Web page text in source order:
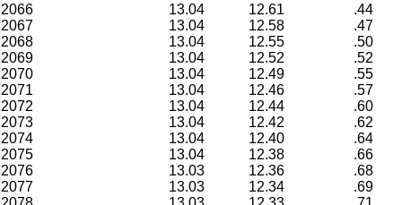
2066
13.04 12.61
.44
2067
13.04 12.58
.47
2068
13.04 12.55
.50
2069
13.04 12.52
.52
2070
13.04 12.49
.55
2071
13.04 12.46
.57
2072
13.04 12.44
.60
2073
13.04 12.42
.62
2074
13.04 12.40
.64
2075
13.04 12.38
.66
2076
13.03 12.36
.68
2077
13.03 12.34
.69